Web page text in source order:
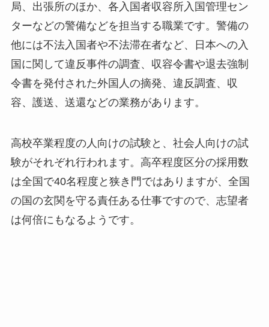
局、出張所のほか、各入国者収容所入国管理セン
ターなどの警備などを担当する職業です。警備の
他には不法入国者や不法滞在者など、日本への入
国に関して違反事件の調査、収容令書や退去強制
令書を発付された外国人の摘発、違反調査、収
容、護送、送還などの業務があります。
高校卒業程度の人向けの試験と、社会人向けの試
験がそれぞれ行われます。高卒程度区分の採用数
は全国で40名程度と狭き門ではありますが、全国
の国の玄関を守る責任ある仕事ですので、志望者
は何倍にもなるようです。